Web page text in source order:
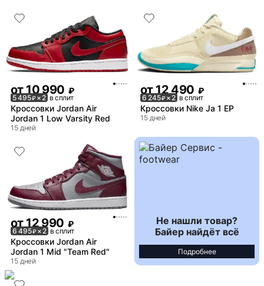
от10 990 ₽
5 495₽× 2 в сплит
Кроссовки Jordan Air
Jordan 1 Low Varsity Red
15 дней
от12 490 ₽
6 245₽× 2 в сплит
Кроссовки Nike Ja 1 EP
15 дней
от 12 990 ₽
6 495₽× 2 в сплит
Кроссовки Jordan Air
Jordan 1 Mid "Team Red"
15 дней
Не нашли товар?
Байер найдёт всё
Подробнее